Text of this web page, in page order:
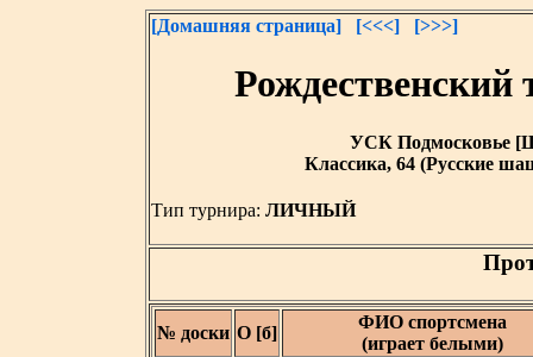
[Домашняя страница] [<<<] [>>>]
Рождественский
УСК Подмосковье
Классика, 64 (Русские
Тип турнира: ЛИЧНЫЙ
№ доски О [б]
ФИО спортсмена
(играет белыми)